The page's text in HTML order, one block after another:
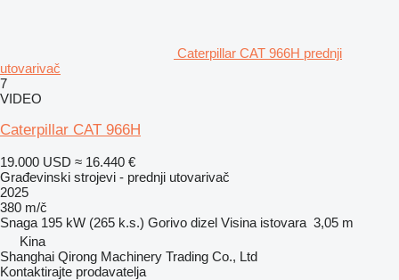
Caterpillar CAT 966H prednji
utovarivač
7
VIDEO
Caterpillar CAT 966H
19.000 USD ≈ 16.440 €
Građevinski strojevi - prednji utovarivač
2025
380 m/č
Snaga 195 kW (265 k.s.) Gorivo dizel Visina istovara 3,05 m
Kina
Shanghai Qirong Machinery Trading Co., Ltd
Kontaktirajte prodavatelja